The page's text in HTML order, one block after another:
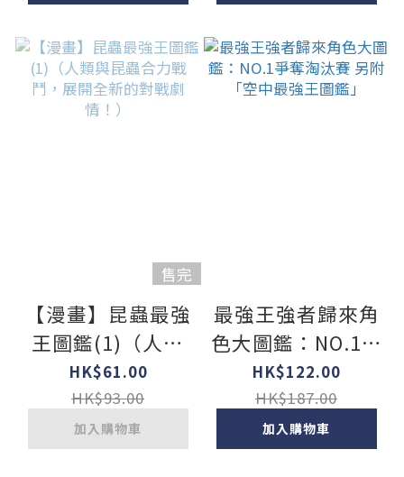
售完
【漫畫】昆蟲最強
王圖鑑(1)（人類
與昆蟲合力戰鬥，
展開全新的對戰劇
情！）
HK$61.00
HK$93.00
加入購物車
最強王強者歸來角
色大圖鑑：NO.1爭
奪淘汰賽 另附「空
中最強王圖鑑」
HK$122.00
HK$187.00
加入購物車